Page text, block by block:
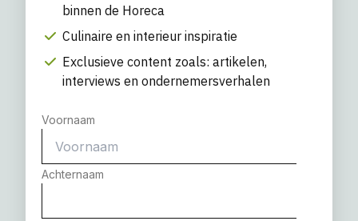
binnen de Horeca
Culinaire en interieur inspiratie
Exclusieve content zoals: artikelen,
interviews en ondernemersverhalen
Voornaam
Achternaam